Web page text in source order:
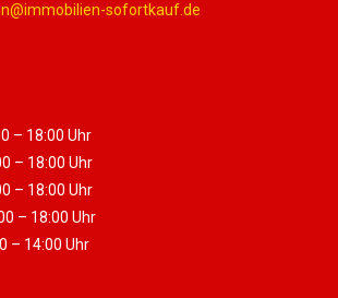
sofortkauf.de
18:00 Uhr
– 18:00 Uhr
18:00 Uhr
– 18:00 Uhr
14:00 Uhr